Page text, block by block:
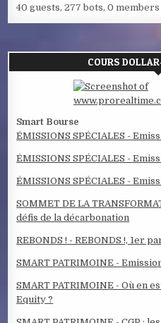
40 guests, 277 bots, 0 members
COURS
Smart Bourse
ÉMISSIONS SPÉCIALES -
ÉMISSIONS SPÉCIALES -
ÉMISSIONS SPÉCIALES -
SOMMET DE LA
défis de la décarbonation
REBONDS ! - REBONDS !, 1er
SMART PATRIMOINE -
SMART PATRIMOINE - Où en
Equity ?